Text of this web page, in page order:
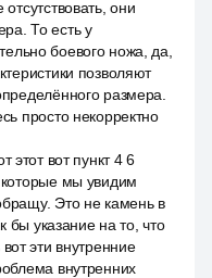
они
То есть у
боевого ножа, да,
позволяют
размера.
просто некорректно
этот вот пункт 4 6
которые мы увидим
Это не камень в
бы указание на то, что
эти внутренние
внутренних